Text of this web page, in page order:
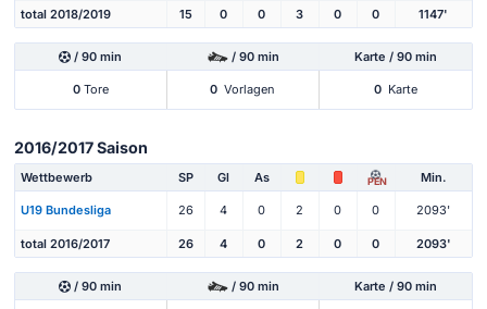
total 2018/2019 15 0 0 3 0 0 1147'
/ 90 min / 90 min Karte / 90 min
0Tore 0 Vorlagen 0 Karte
2016/2017 Saison
Wettbewerb SP Gl As PEN Min.
U19 Bundesliga 26 4 0 2 0 0 2093'
total 2016/2017 26 4 0 2 0 0 2093'
/ 90 min / 90 min Karte / 90 min